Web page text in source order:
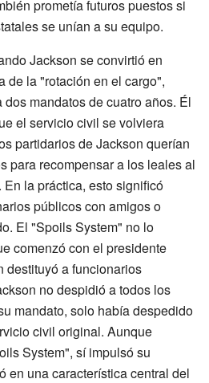
prometía futuros puestos si
se unían a su equipo.
Jackson se convirtió en
de la "rotación en el cargo",
mandatos de cuatro años. Él
el servicio civil se volviera
partidarios de Jackson querían
para recompensar a los leales al
la práctica, esto significó
públicos con amigos o
El "Spoils System" no lo
comenzó con el presidente
destituyó a funcionarios
no despidió a todos los
mandato, solo había despedido
civil original. Aunque
System", sí impulsó su
en una característica central del